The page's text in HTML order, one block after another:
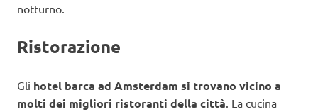
notturno.
Ristorazione
Gli hotel barca ad Amsterdam si trovano vicino a
molti dei migliori ristoranti della città . La cucina